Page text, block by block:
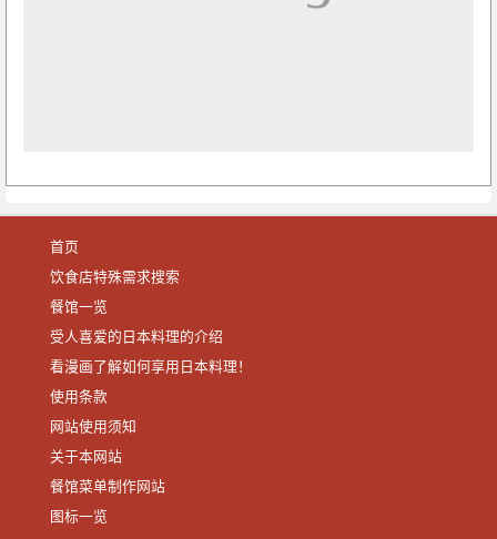
首页
饮食店特殊需求搜索
餐馆一览
受人喜爱的日本料理的介绍
看漫画了解如何享用日本料理！
使用条款
网站使用须知
关于本网站
餐馆菜单制作网站
图标一览